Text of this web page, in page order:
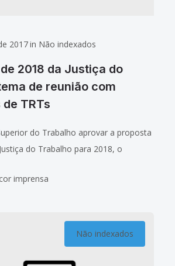
2017in Não indexados
2018 da Justiça do
de reunião com
TRTs
do Trabalho aprovar a proposta
do Trabalho para 2018, o
Gandra da
imprensa
Não indexados